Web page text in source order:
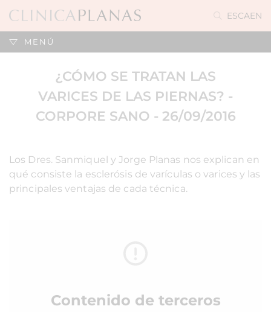
ESCAEN
MENÚ
¿CÓMO SE TRATAN LAS
VARICES DE LAS PIERNAS? -
CORPORE SANO - 26/09/2016
Los Dres. Sanmiquel y Jorge Planas nos explican en
qué consiste la esclerósis de varículas o varices y las
principales ventajas de cada técnica.
Contenido de terceros